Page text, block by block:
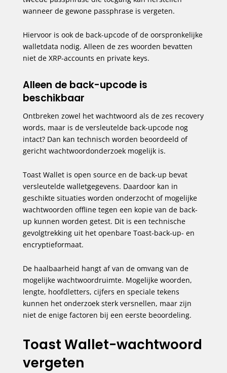
wanneer de gewone passphrase is vergeten.
Hiervoor is ook de back-upcode of de oorspronkelijke
walletdata nodig. Alleen de zes woorden bevatten
niet de XRP-accounts en private keys.
Alleen de back-upcode is
beschikbaar
Ontbreken zowel het wachtwoord als de zes recovery
words, maar is de versleutelde back-upcode nog
intact? Dan kan technisch worden beoordeeld of
gericht wachtwoordonderzoek mogelijk is.
Toast Wallet is open source en de back-up bevat
versleutelde walletgegevens. Daardoor kan in
geschikte situaties worden onderzocht of mogelijke
wachtwoorden offline tegen een kopie van de back-
up kunnen worden getest. Dit is een technische
gevolgtrekking uit het openbare Toast-back-up- en
encryptieformaat.
De haalbaarheid hangt af van de omvang van de
mogelijke wachtwoordruimte. Mogelijke woorden,
lengte, hoofdletters, cijfers en speciale tekens
kunnen het onderzoek sterk versnellen, maar zijn
niet de enige factoren bij een eerste beoordeling.
Toast Wallet-wachtwoord
vergeten